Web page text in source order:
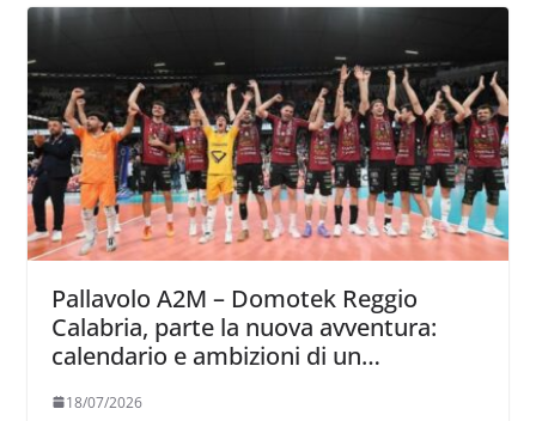
Pallavolo A2M – Domotek Reggio
Calabria, parte la nuova avventura:
calendario e ambizioni di un
18/07/2026